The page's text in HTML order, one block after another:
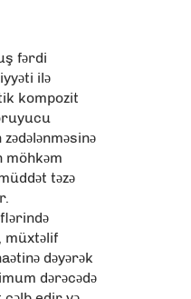
fərdi
ilə
kompozit
təzə
müxtəlif
dəyərək
dərəcədə